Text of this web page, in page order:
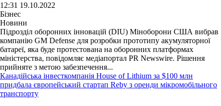
12:31 19.10.2022
Бізнес
Новини
Підрозділ оборонних інновацій (DIU) Міноборони США вибрав
компанію GM Defense для розробки прототипу акумуляторної
батареї, яка буде протестована на оборонних платформах
міністерства, повідомляє медіапортал PR Newswire. Рішення
прийняте з метою забезпечення...
Канадійська інвесткомпанія House of Lithium за $100 млн
придбала європейський стартап Reby з оренди мікромобільного
транспорту